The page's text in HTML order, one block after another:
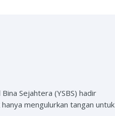
Sejahtera (YSBS) hadir
mengulurkan tangan untuk